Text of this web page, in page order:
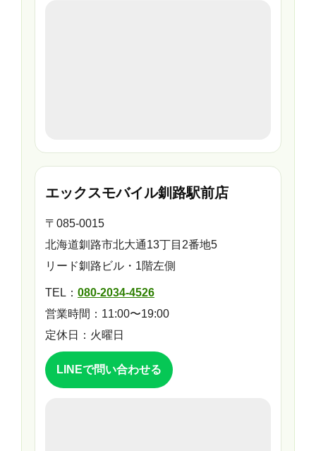
エックスモバイル釧路駅前店
〒085-0015
北海道釧路市北大通13丁目2番地5
リード釧路ビル・1階左側
TEL： 080-2034-4526
営業時間：11:00〜19:00
定休日：火曜日
LINEで問い合わせる